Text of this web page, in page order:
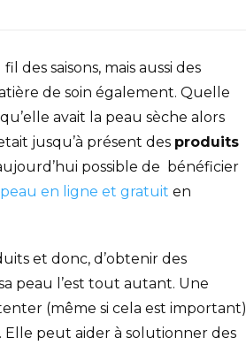
des saisons, mais aussi des
de soin également. Quelle
avait la peau sèche alors
jusqu’à présent des produits
possible de bénéficier
en ligne et gratuit en
et donc, d’obtenir des
peau l’est tout autant. Une
(même si cela est important)
. Elle peut aider à solutionner des